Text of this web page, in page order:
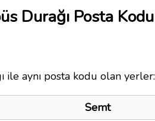
Durağı Posta Kodu
ile aynı posta kodu olan yerler:
Semt